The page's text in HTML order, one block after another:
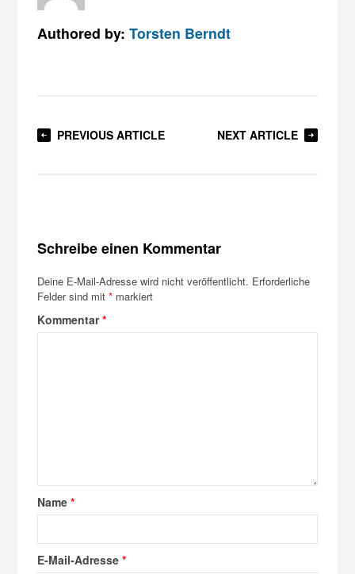
Authored by:Torsten Berndt
PREVIOUS ARTICLE NEXT ARTICLE
Schreibe einen Kommentar
Deine E-Mail-Adresse wird nicht veröffentlicht. Erforderliche
Felder sind mit* markiert
Kommentar*
Name*
E-Mail-Adresse*